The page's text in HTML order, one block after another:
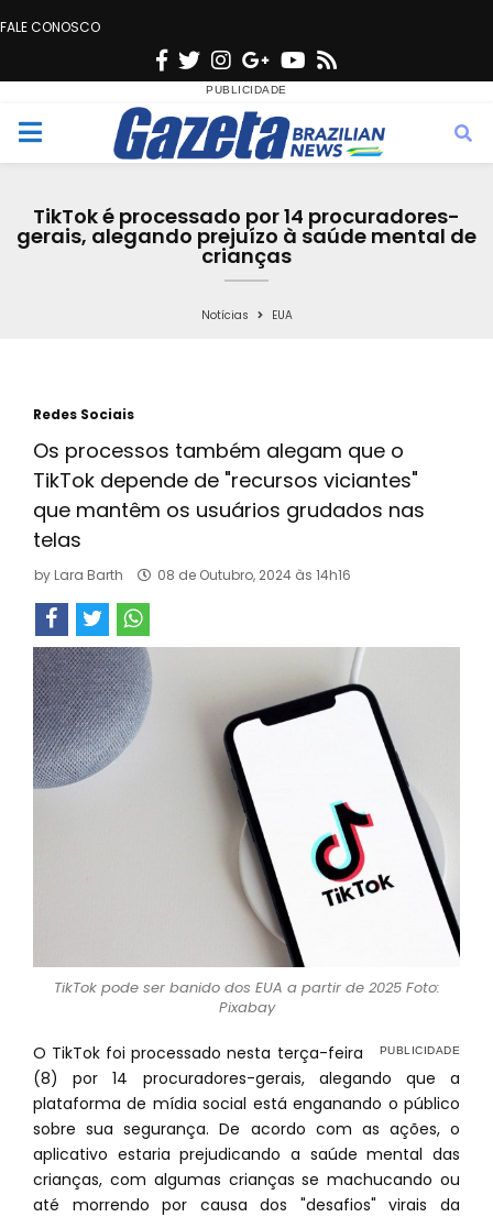
FALE CONOSCO
F
c
e
o
T
w
i
t
e
r
n
s
t
g
r
a
m
G
o
o
g
e
Y
u
t
b
s
M
n
TikTok é processado por 14 procuradores-
gerais, alegando prejuízo à saúde mental de
crianças
Notícias EUA
Redes Sociais
Os processos também alegam que o
TikTok depende de "recursos viciantes"
que mantêm os usuários grudados nas
telas
by Lara Barth 08 de Outubro, 2024 às 14h16
TikTok pode ser banido dos EUA a partir de 2025 Foto:
Pixabay
O TikTok foi processado nesta terça-feira
(8) por 14 procuradores-gerais, alegando que a
plataforma de mídia social está enganando o público
sobre sua segurança. De acordo com as ações, o
aplicativo estaria prejudicando a saúde mental das
crianças, com algumas crianças se machucando ou
até morrendo por causa dos "desafios" virais da